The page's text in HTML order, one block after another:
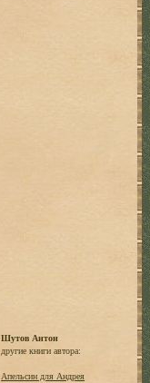
Шутов Антон
другие книги автора:
Апельсин для Андрея